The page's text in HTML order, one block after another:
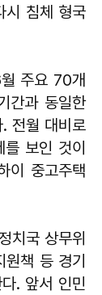
시 침체 형국
주요 70개
간과 동일한
전월 대비로
보인 것이
이 중고주택
치국 상무위
책 등 경기
. 앞서 인민